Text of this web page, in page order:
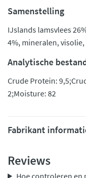
Samenstelling
IJslands lamsvlees
4%, mineralen,
Analytische
Crude Protein:
2;Moisture: 82
Fabrikant
Reviews
Hoe controleren en